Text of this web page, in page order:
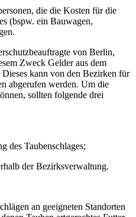
die die Kosten für die
(bspw. ein Bauwagen,
von Berlin,
Zweck Gelder aus dem
kann von den Bezirken für
abgerufen werden. Um die
sollten folgende drei
des Taubenschlages;
der Bezirksverwaltung.
an geeigneten Standorten